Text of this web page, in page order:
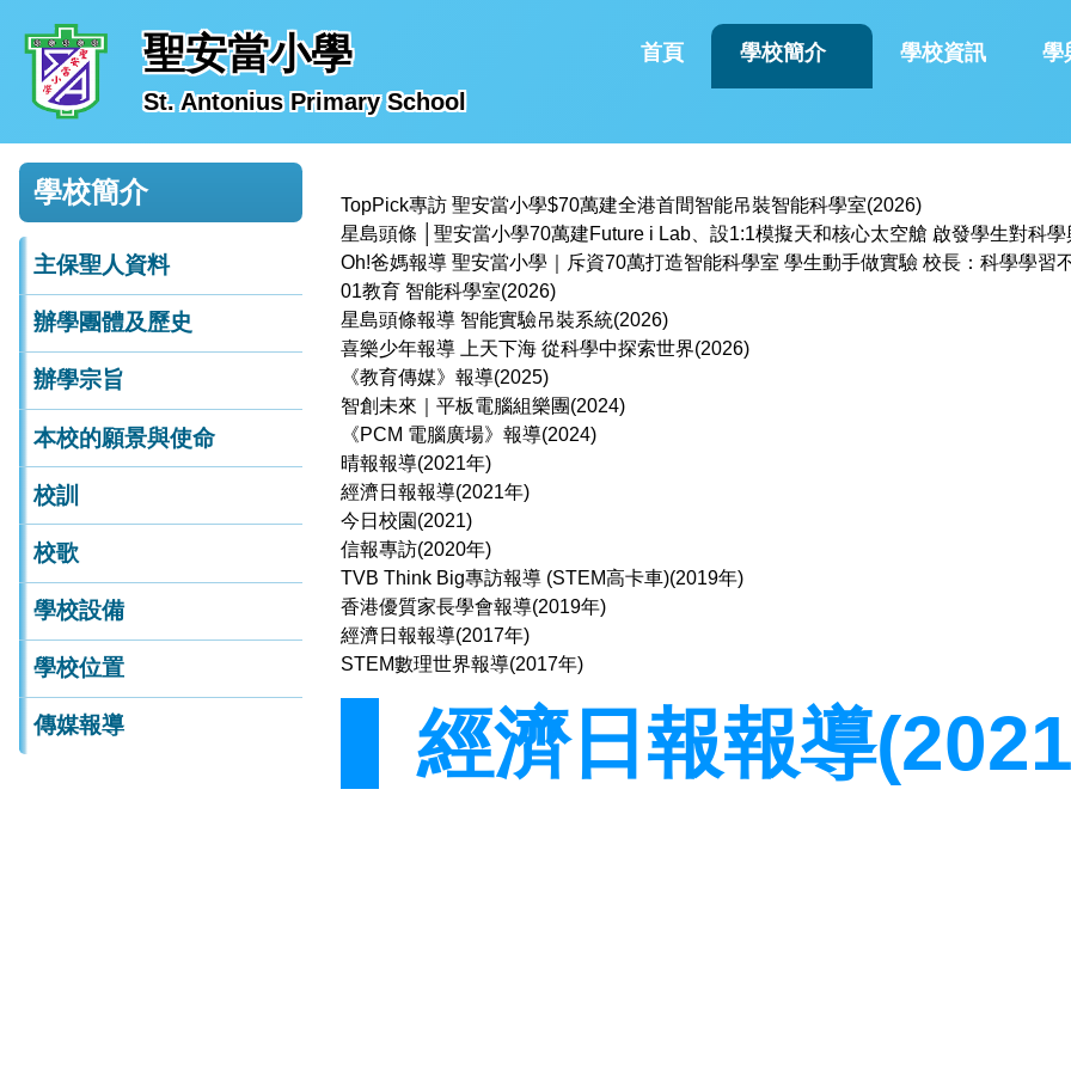
聖安當小學
St. Antonius Primary School
首頁 學校簡介 學校資訊 學
學校簡介
主保聖人資料
辦學團體及歷史
辦學宗旨
本校的願景與使命
校訓
校歌
學校設備
學校位置
傳媒報導
星島頭條 │聖安當小學70萬建Future i Lab、設1:1模擬天和核心太空艙 啟發學生對科
Oh!爸媽報導 聖安當小學｜斥資70萬打造智能科學室 學生動手做實驗 校長：科學學習
星島頭條報導 智能實驗吊裝系統(2026) 喜樂少年報導 上天下海 從科學中探索世界
智創未來｜平板電腦組樂團(2024)
信報專訪(2020年)
STEM數理世界報導(2017年)
經濟日報報導